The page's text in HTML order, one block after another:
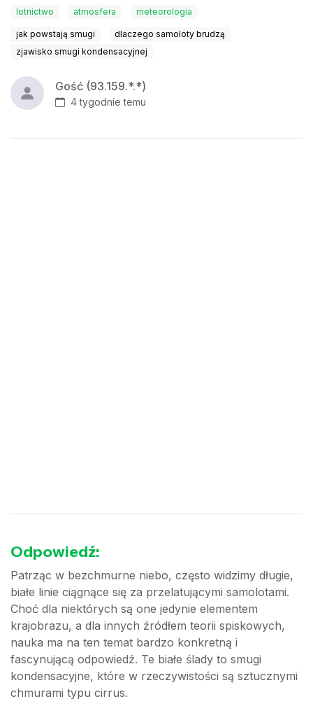
lotnictwo atmosfera meteorologia
jak powstają smugi
dlaczego samoloty brudzą
zjawisko smugi kondensacyjnej
Gość (93.159.*.*)
4 tygodnie temu
Odpowiedź:
Patrząc w bezchmurne niebo, często widzimy długie,
białe linie ciągnące się za przelatującymi samolotami.
Choć dla niektórych są one jedynie elementem
krajobrazu, a dla innych źródłem teorii spiskowych,
nauka ma na ten temat bardzo konkretną i
fascynującą odpowiedź. Te białe ślady to smugi
kondensacyjne, które w rzeczywistości są sztucznymi
chmurami typu cirrus.